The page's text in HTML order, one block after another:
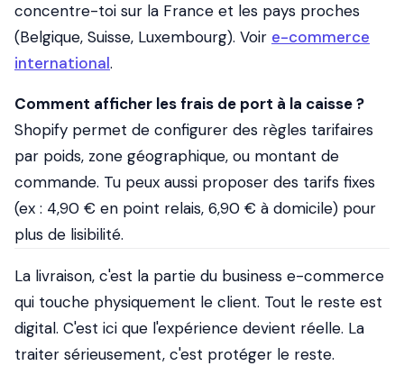
concentre-toi sur la France et les pays proches
(Belgique, Suisse, Luxembourg). Voir e-commerce
international.
Comment afficher les frais de port à la caisse ?
Shopify permet de configurer des règles tarifaires
par poids, zone géographique, ou montant de
commande. Tu peux aussi proposer des tarifs fixes
(ex : 4,90 € en point relais, 6,90 € à domicile) pour
plus de lisibilité.
La livraison, c'est la partie du business e-commerce
qui touche physiquement le client. Tout le reste est
digital. C'est ici que l'expérience devient réelle. La
traiter sérieusement, c'est protéger le reste.